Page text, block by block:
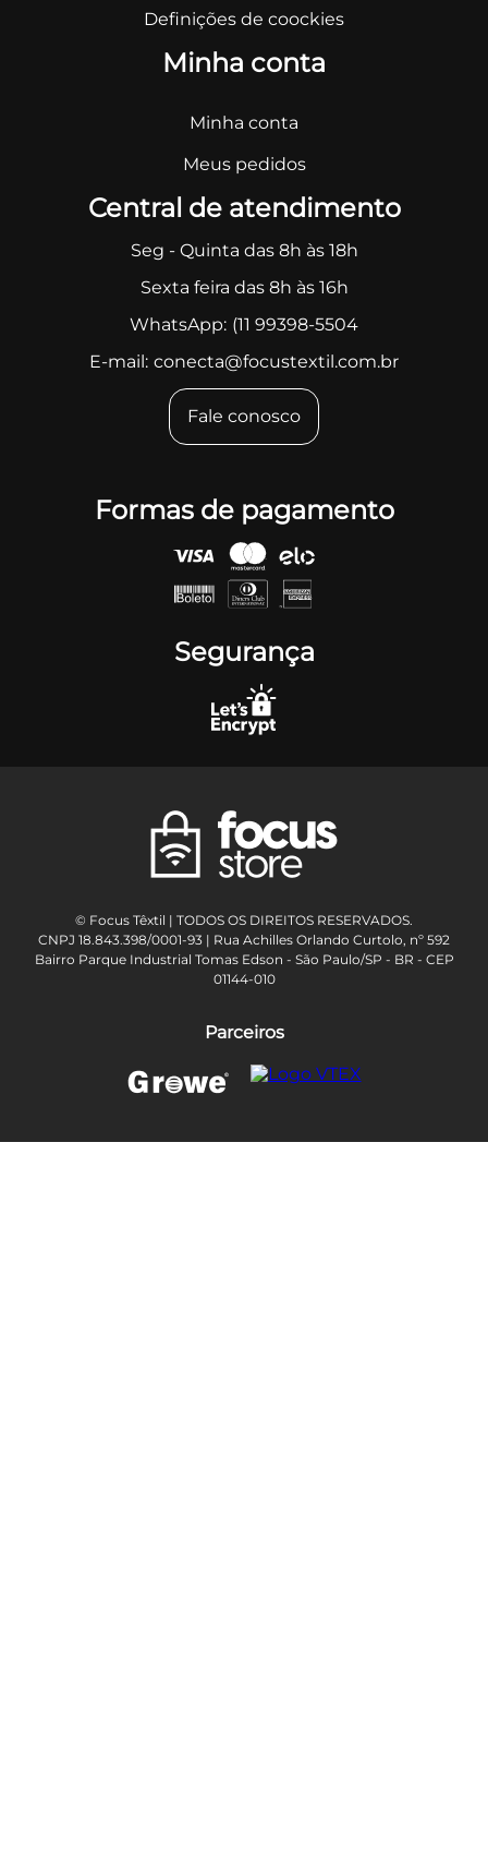
Definições de coockies
Minha conta
Minha conta
Meus pedidos
Central de atendimento
Seg - Quinta das 8h às 18h
Sexta feira das 8h às 16h
WhatsApp: (11 99398-5504
E-mail: conecta@focustextil.com.br
Fale conosco
Formas de pagamento
Segurança
© Focus Têxtil | TODOS OS DIREITOS RESERVADOS.
CNPJ 18.843.398/0001-93 | Rua Achilles Orlando Curtolo, nº 592
Bairro Parque Industrial Tomas Edson - São Paulo/SP - BR - CEP
01144-010
Parceiros